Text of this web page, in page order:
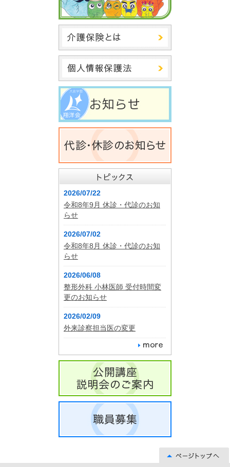
2026/07/22
令和8年9月 休診・代診のお知
らせ
2026/07/02
令和8年8月 休診・代診のお知
らせ
2026/06/08
整形外科 小林医師 受付時間変
更のお知らせ
2026/02/09
外来診察担当医の変更